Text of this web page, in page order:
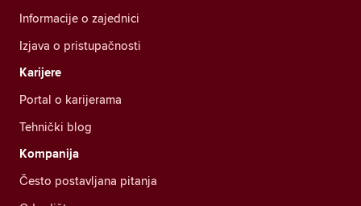
Informacije o zajednici
Izjava o pristupačnosti
Karijere
Portal o karijerama
Tehnički blog
Kompanija
Često postavljana pitanja